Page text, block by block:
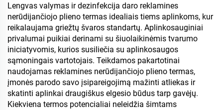
Lengvas valymas ir dezinfekcija daro reklamines
nerūdijančiojo plieno termas idealiais tiems aplinkoms, kur
reikalaujama griežtų švaros standartų. Aplinkosauginiai
privalumai puikiai derinami su šiuolaikinėmis tvarumo
iniciatyvomis, kurios susiliečia su aplinkosaugos
sąmoningais vartotojais. Teikdamos pakartotinai
naudojamas reklamines nerūdijančiojo plieno termas,
įmonės parodo savo įsipareigojimą mažinti atliekas ir
skatinti aplinkai draugiškus elgesio būdus tarp gavėjų.
Kiekviena termos potencialiai neleidžia šimtams